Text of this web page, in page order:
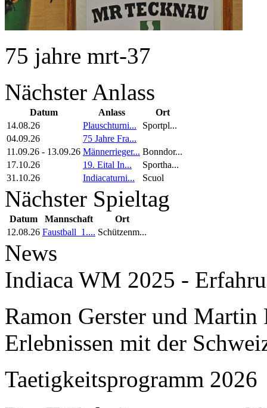
75 jahre mrt-37
Nächster Anlass
Datum Anlass
Ort
14.08.26
Plauschturni...
Sportpl...
04.09.26
75 Jahre Fra...
11.09.26 - 13.09.26 Männerrieger... Bonndor...
17.10.26
19. Eital In...
Sportha...
31.10.26
Indiacaturni... Scuol
Nächster Spieltag
Datum Mannschaft
Ort
12.08.26 Faustball_1.... Schützenm...
News
Indiaca WM 2025 -
Ramon Gerster und
Erlebnissen mit der
Taetigkeitsprogramm 2026